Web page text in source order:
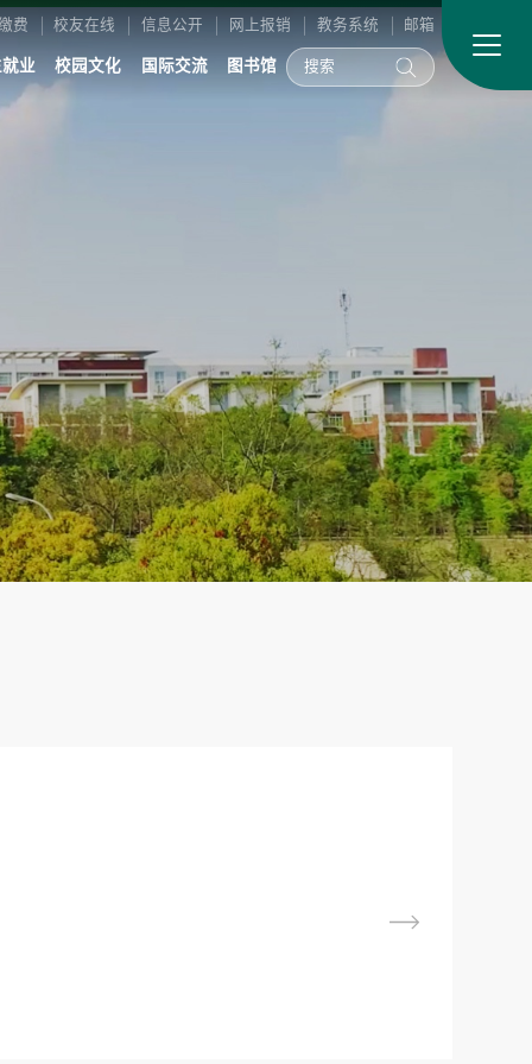
费 校友在线 信息公开 网上报销 教务系统 邮箱
业 校园文化 国际交流 图书馆